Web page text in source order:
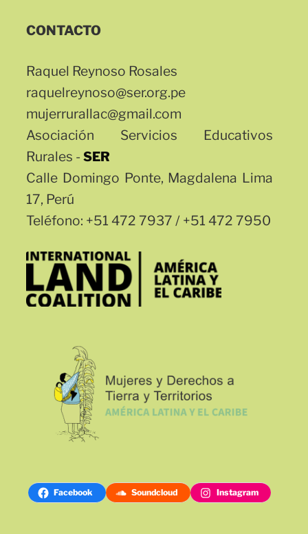
CONTACTO
Raquel Reynoso Rosales
raquelreynoso@ser.org.pe
mujerrurallac@gmail.com
Asociación Servicios Educativos
Rurales -SER
Calle Domingo Ponte, Magdalena Lima
17, Perú
Teléfono: +51 472 7937 / +51 472 7950
Facebook Soundcloud Instagram